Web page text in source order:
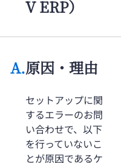
V ERP）
A.原因・理由
セットアップに関
するエラーのお問
い合わせで、以下
を行っていないこ
とが原因であるケ